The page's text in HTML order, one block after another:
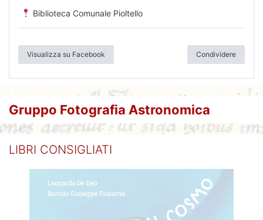
Biblioteca Comunale Pioltello
Visualizza su Facebook Condividere
Gruppo Fotografia Astronomica
LIBRI CONSIGLIATI